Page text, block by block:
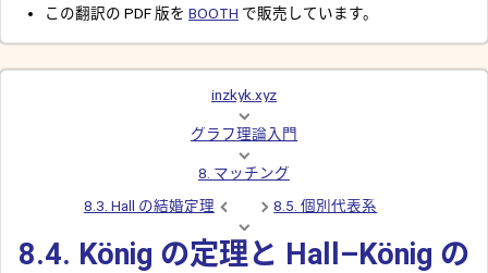
この翻訳の PDF 版を BOOTH で販売しています。
inzkyk.xyz
グラフ理論入門
8. マッチング
8.3. Hall の結婚定理
8.5. 個別代表系
8.4. König の定理と Hall–König の